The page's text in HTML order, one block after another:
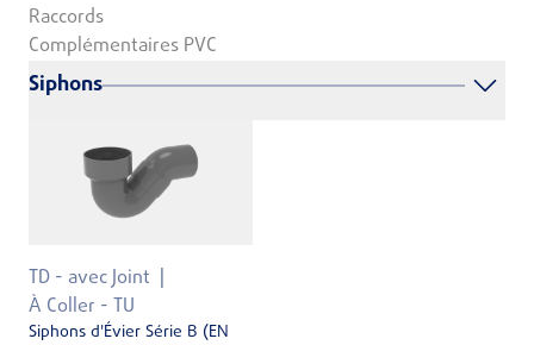
Raccords
Complémentaires PVC
Siphons
TD - avec Joint
À Coller - TU
Siphons d'Évier Série B (EN